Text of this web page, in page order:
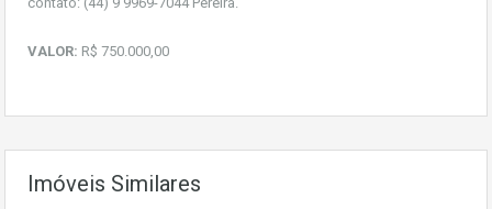
VALOR: R$ 750.000,00
Imóveis Similares